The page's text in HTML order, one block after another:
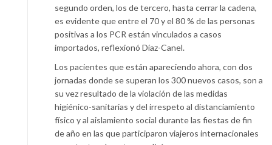
segundo orden, los de tercero, hasta cerrar la cadena,
es evidente que entre el 70 y el 80 % de las personas
positivas a los PCR están vinculados a casos
importados, reflexionó Díaz-Canel.
Los pacientes que están apareciendo ahora, con dos
jornadas donde se superan los 300 nuevos casos, son a
su vez resultado de la violación de las medidas
higiénico-sanitarias y del irrespeto al distanciamiento
físico y al aislamiento social durante las fiestas de fin
de año en las que participaron viajeros internacionales